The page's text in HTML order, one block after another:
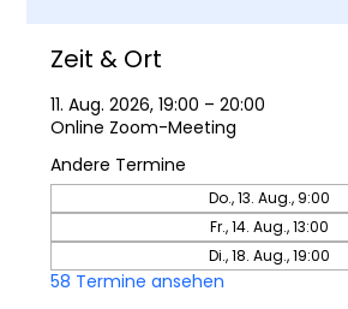
Zeit & Ort
11. Aug. 2026, 19:00 – 20:00
Online Zoom-Meeting
Andere Termine
Do., 13. Aug., 9:00
Fr., 14. Aug., 13:00
Di., 18. Aug., 19:00
58 Termine ansehen